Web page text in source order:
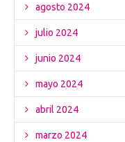
agosto 2024
julio 2024
junio 2024
mayo 2024
abril 2024
marzo 2024